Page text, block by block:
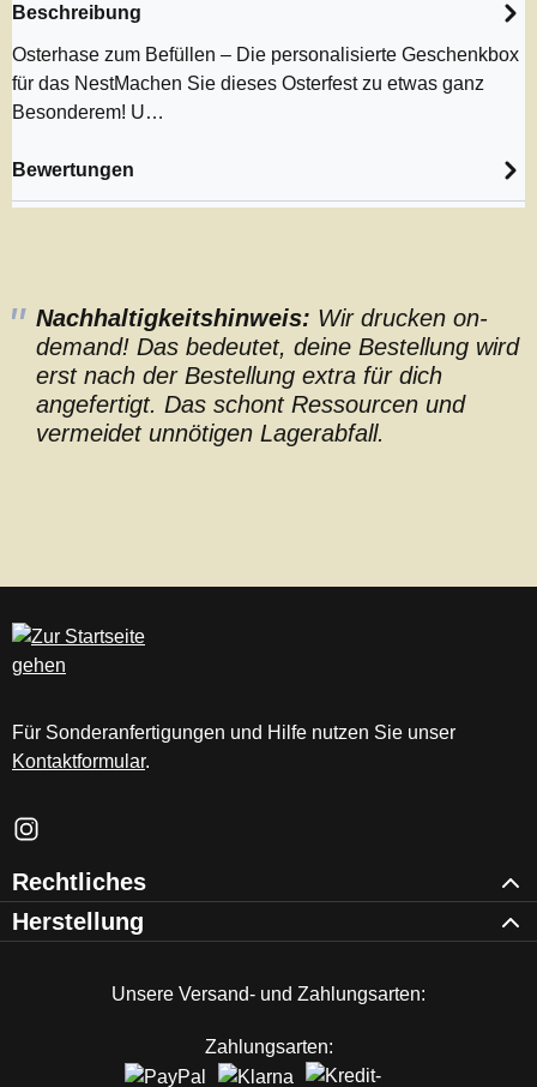
Beschreibung
Osterhase zum Befüllen – Die personalisierte Geschenkbox
für das NestMachen Sie dieses Osterfest zu etwas ganz
Besonderem! U…
Bewertungen
Nachhaltigkeitshinweis: Wir drucken on-
demand! Das bedeutet, deine Bestellung wird
erst nach der Bestellung extra für dich
angefertigt. Das schont Ressourcen und
vermeidet unnötigen Lagerabfall.
Für Sonderanfertigungen und Hilfe nutzen Sie unser
Kontaktformular.
Schau auf Instagram vorbei – öffnet in neuem Tab (externer
Rechtliches
Herstellung
Unsere Versand- und Zahlungsarten:
Zahlungsarten: